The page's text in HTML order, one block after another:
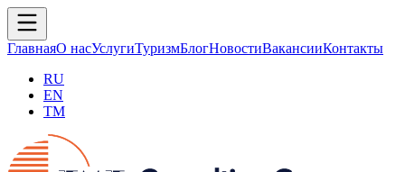
ГлавнаяО насУслугиТуризмБлогНовостиВакансииКонтакты
RU
EN
TM